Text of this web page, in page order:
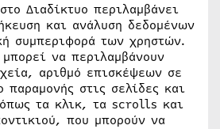
Διαδίκτυο περιλαμβάνει
και ανάλυση δεδομένων
συμπεριφορά των χρηστών.
να περιλαμβάνουν
αριθμό επισκέψεων σε
παραμονής στις σελίδες και
όπως τα κλικ, τα scrolls και
που μπορούν να